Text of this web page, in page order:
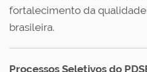
fortalecimento da
brasileira.
Processos Seletivos do